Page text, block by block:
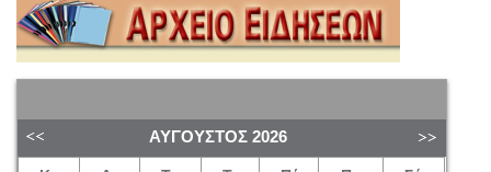
ΑΎΓΟΥΣΤΟΣ 2026